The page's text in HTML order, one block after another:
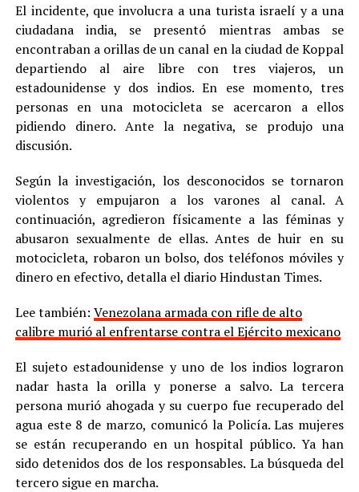
El incidente, que involucra a una turista israelí y a una
ciudadana india, se presentó mientras ambas se
encontraban a orillas de un canal en la ciudad de Koppal
departiendo al aire libre con tres viajeros, un
estadounidense y dos indios. En ese momento, tres
personas en una motocicleta se acercaron a ellos
pidiendo dinero. Ante la negativa, se produjo una
discusión.
Según la investigación, los desconocidos se tornaron
violentos y empujaron a los varones al canal. A
continuación, agredieron físicamente a las féminas y
abusaron sexualmente de ellas. Antes de huir en su
motocicleta, robaron un bolso, dos teléfonos móviles y
dinero en efectivo, detalla el diario Hindustan Times.
Lee también: Venezolana armada con rifle de alto
calibre murió al enfrentarse contra el Ejército mexicano
El sujeto estadounidense y uno de los indios lograron
nadar hasta la orilla y ponerse a salvo. La tercera
persona murió ahogada y su cuerpo fue recuperado del
agua este 8 de marzo, comunicó la Policía. Las mujeres
se están recuperando en un hospital público. Ya han
sido detenidos dos de los responsables. La búsqueda del
tercero sigue en marcha.